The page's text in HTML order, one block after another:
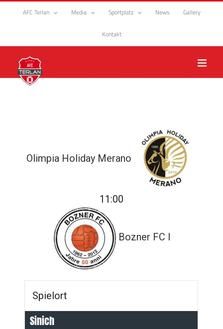
Zum
AFC Terlan Media Sportplatz News Gallery
Kontakt
Olimpia Holiday Merano
11:00
Bozner FC I
Spielort
Sinich